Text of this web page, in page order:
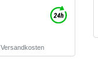
Versandkosten